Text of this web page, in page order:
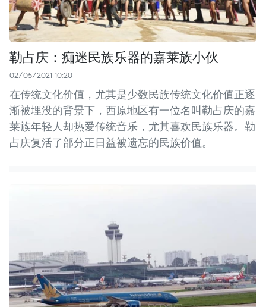
勒占庆：痴迷民族乐器的嘉莱族小伙
02/05/2021 10:20
在传统文化价值，尤其是少数民族传统文化价值正逐
渐被埋没的背景下，西原地区有一位名叫勒占庆的嘉
莱族年轻人却热爱传统音乐，尤其喜欢民族乐器。勒
占庆复活了部分正日益被遗忘的民族价值。